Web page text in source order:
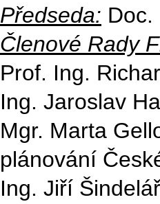
Předseda: Doc.
Členové Rady
Prof. Ing.
Ing. Jaroslav
Mgr. Marta
plánování
Ing. Jiří